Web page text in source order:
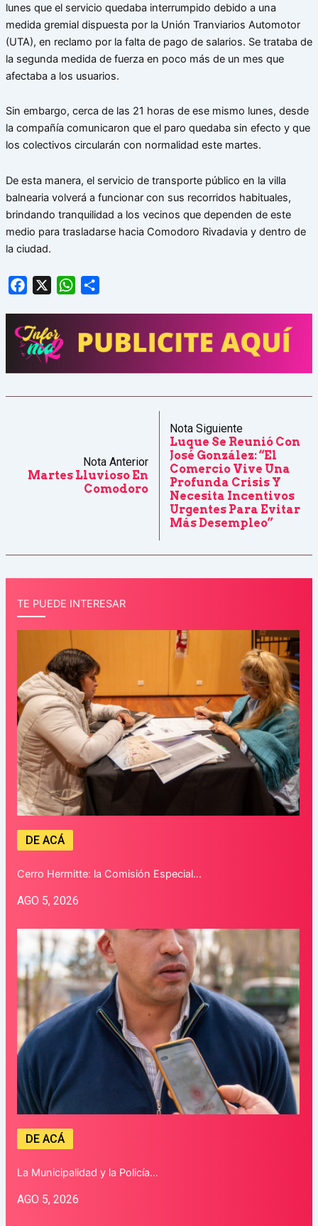
lunes que el servicio quedaba interrumpido debido a una
medida gremial dispuesta por la Unión Tranviarios Automotor
(UTA), en reclamo por la falta de pago de salarios. Se trataba de
la segunda medida de fuerza en poco más de un mes que
afectaba a los usuarios.
Sin embargo, cerca de las 21 horas de ese mismo lunes, desde
la compañía comunicaron que el paro quedaba sin efecto y que
los colectivos circularán con normalidad este martes.
De esta manera, el servicio de transporte público en la villa
balnearia volverá a funcionar con sus recorridos habituales,
brindando tranquilidad a los vecinos que dependen de este
medio para trasladarse hacia Comodoro Rivadavia y dentro de
la ciudad.
Facebook WhatsApp
Nota Anterior
Martes Lluvioso En
Comodoro
Nota Siguiente
Luque Se Reunió Con
José González: “El
Comercio Vive Una
Profunda Crisis Y
Necesita Incentivos
Urgentes Para Evitar
Más Desempleo”
TE PUEDE INTERESAR
DE ACÁ
Cerro Hermitte: la Comisión Especial…
AGO 5, 2026
DE ACÁ
La Municipalidad y la Policía…
AGO 5, 2026